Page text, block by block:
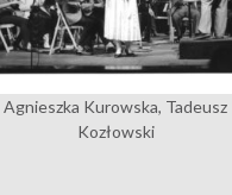
Agnieszka Kurowska, Tadeusz
Kozłowski